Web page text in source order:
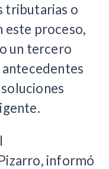
tributarias o
este proceso,
un tercero
informó